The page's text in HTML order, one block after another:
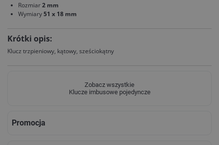
Rozmiar2 mm
Wymiary51 x 18 mm
Krótki opis:
Klucz trzpieniowy, kątowy, sześciokątny
Zobacz wszystkie
Klucze imbusowe pojedyncze
Promocja